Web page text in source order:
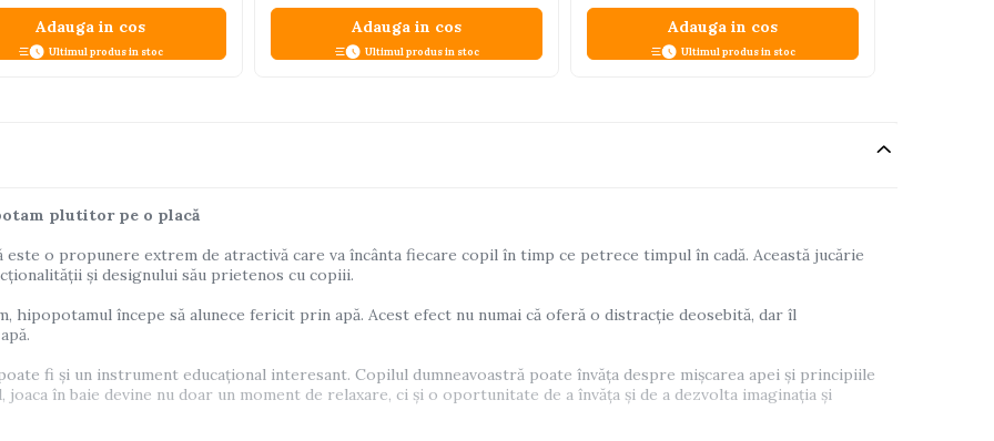
Adauga in cos
Ultimul produs in stoc
Adauga in cos
Ultimul produs in stoc
Adauga in cos
Ultimul produs in stoc
plutitor pe o placă
o propunere extrem de atractivă care va încânta fiecare copil în timp ce petrece timpul în cadă. Această jucărie
și designului său prietenos cu copiii.
hipopotamul începe să alunece fericit prin apă. Acest efect nu numai că oferă o distracție deosebită, dar îl
fi și un instrument educațional interesant. Copilul dumneavoastră poate învăța despre mișcarea apei și principiile
în baie devine nu doar un moment de relaxare, ci și o oportunitate de a învăța și de a dezvolta imaginația și